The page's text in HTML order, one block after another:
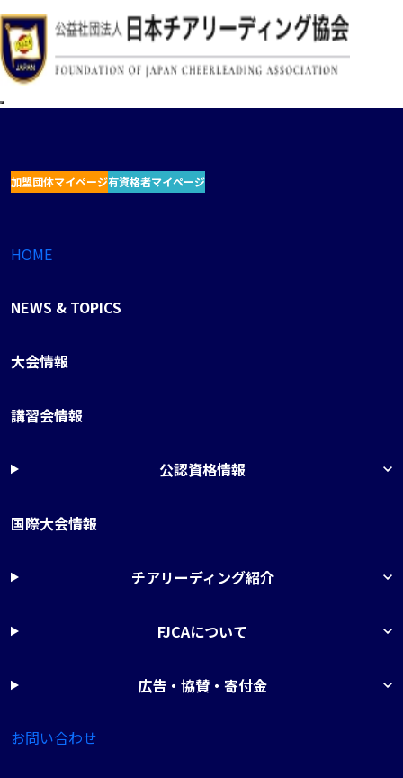
加盟団体マイページ有資格者マイページ
HOME
NEWS & TOPICS
大会情報
講習会情報
公認資格情報
国際大会情報
チアリーディング紹介
FJCAについて
広告・協賛・寄付金
お問い合わせ